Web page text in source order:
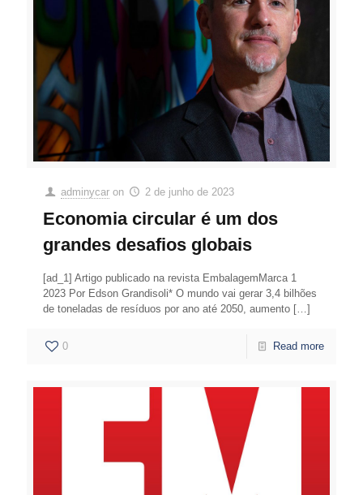
adminycar on 2 de junho de 2023
Economia circular é um dos
grandes desafios globais
[ad_1] Artigo publicado na revista EmbalagemMarca 1
2023 Por Edson Grandisoli* O mundo vai gerar 3,4 bilhões
de toneladas de resíduos por ano até 2050, aumento […]
0 Read more